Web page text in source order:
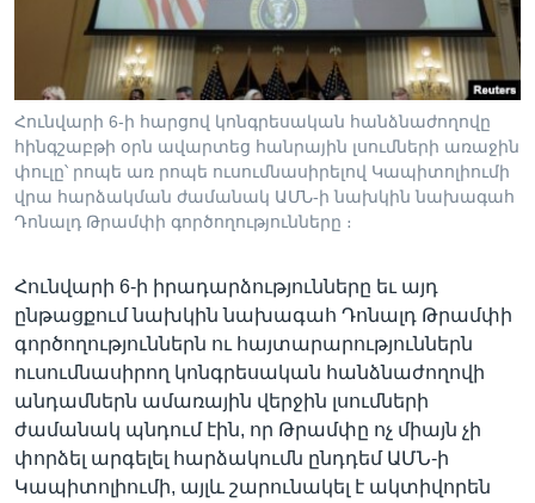
Լեզուներ
Հունվարի 6-ի հարցով կոնգրեսական հանձնաժողովը
հինգշաբթի օրն ավարտեց հանրային լսումների առաջին
փուլը՝ րոպե առ րոպե ուսումնասիրելով Կապիտոլիումի
վրա հարձակման ժամանակ ԱՄՆ-ի նախկին նախագահ
Դոնալդ Թրամփի գործողությունները ։
Հունվարի 6-ի իրադարձությունները եւ այդ
ընթացքում նախկին նախագահ Դոնալդ Թրամփի
գործողություններն ու հայտարարություններն
ուսումնասիրող կոնգրեսական հանձնաժողովի
անդամներն ամառային վերջին լսումների
ժամանակ պնդում էին, որ Թրամփը ոչ միայն չի
փորձել արգելել հարձակումն ընդդեմ ԱՄՆ-ի
Կապիտոլիումի, այլև շարունակել է ակտիվորեն